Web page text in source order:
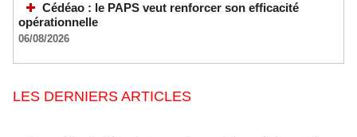
Cédéao : le PAPS veut renforcer son efficacité
opérationnelle
06/08/2026
LES DERNIERS ARTICLES